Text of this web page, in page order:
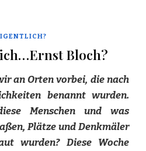
Bloch?
an Orten vorbei, die nach
benannt wurden.
Menschen und was
Plätze und Denkmäler
wurden? Diese Woche